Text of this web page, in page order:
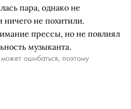
пара, однако не
не похитили.
прессы, но не повлиял
музыканта.
ошибаться, поэтому